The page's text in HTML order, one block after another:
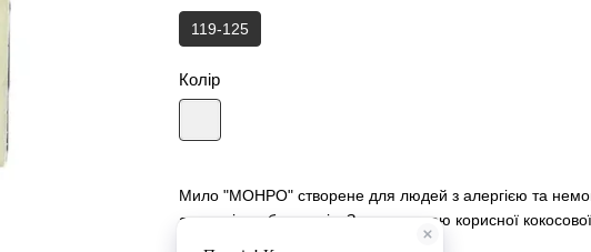
119-125
Колір
Мило "МОНРО" створене для людей з алергією та
ароматів та барвників. За допомогою корисної